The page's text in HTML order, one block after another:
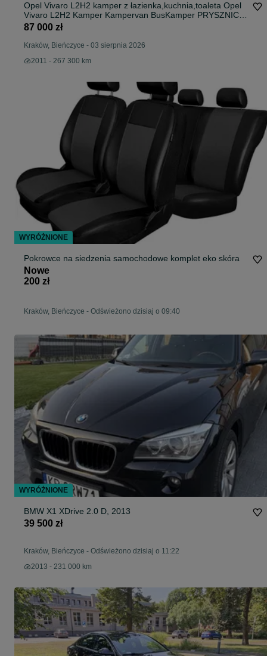
Opel Vivaro L2H2 kamper z łazienka,kuchnia,toaleta Opel
Vivaro L2H2 Kamper Kampervan BusKamper PRYSZNIC/
ŁAZIENKA/OFFGRID
87 000 zł
Kraków, Bieńczyce - 03 sierpnia 2026
2011 - 267 300 km
Pokrowce na siedzenia samochodowe komplet eko skóra
Nowe
200 zł
Kraków, Bieńczyce - Odświeżono dzisiaj o 09:40
BMW X1 XDrive 2.0 D, 2013
39 500 zł
Kraków, Bieńczyce - Odświeżono dzisiaj o 11:22
2013 - 231 000 km
WYRÓŻNIONE
WYRÓŻNIONE